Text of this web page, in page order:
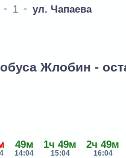
1 ул. Чапаева
Жлобин -
49м
14:04
1ч 49м
15:04
2ч 49м
16:04